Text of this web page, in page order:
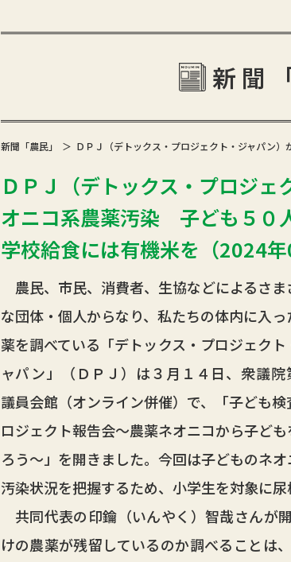
新聞
新聞「農民」 ＤＰＪ（デトックス・プロジェクト・ジャパ
ＤＰＪ（デトックス・プロジ
オニコ系農薬汚染 子ども５
学校給食には有機米を（2024
農民、市民、消費者、生協などによるさま
な団体・個人からなり、私たちの体内に入っ
薬を調べている「デトックス・プロジェクト
ャパン」（ＤＰＪ）は３月１４日、衆議院
議員会館（オンライン併催）で、「子ども検
ロジェクト報告会～農薬ネオニコから子ども
ろう～」を開きました。今回は子どものネオ
汚染状況を把握するため、小学生を対象に尿
共同代表の印鑰（いんやく）智哉さんが
けの農薬が残留しているのか調べることは